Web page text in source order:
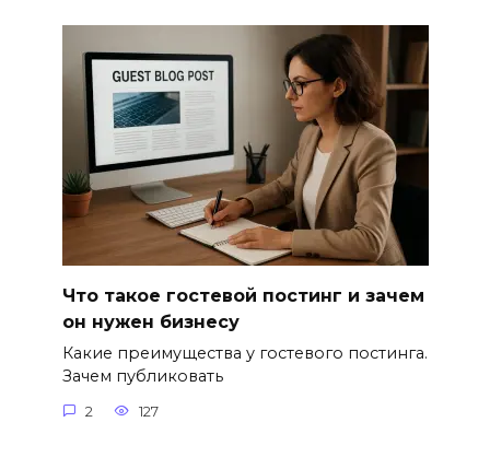
Что такое гостевой постинг и зачем
он нужен бизнесу
Какие преимущества у гостевого постинга.
Зачем публиковать
2 127